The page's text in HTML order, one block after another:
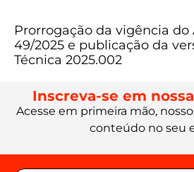
Prorrogação da vigência do
49/2025 e publicação da
Técnica 2025.002
Inscreva-se em
Acesse em primeira mão,
conteúdo no seu